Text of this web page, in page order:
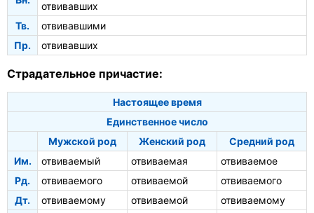
отвивавших
Тв.
отвивавшими
Пр.
отвивавших
Страдательное причастие:
Настоящее время
Единственное число
Мужской род
Женский род
Средний род
Им.
отвиваемый отвиваемая
отвиваемое
Рд.
отвиваемого отвиваемой
отвиваемого
Дт.
отвиваемому отвиваемой отвиваемому